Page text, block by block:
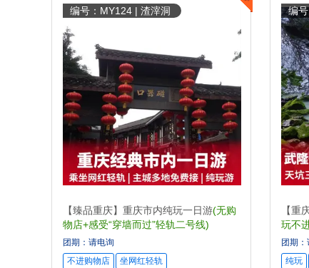
编号：MY124 | 渣滓洞
【臻品重庆】重庆市内纯玩一日游(无购
物店+感受“穿墙而过”轻轨二号线)
团期：请电询
不进购物店
坐网红轻轨
编
【重
玩不
打卡)
团期
纯玩